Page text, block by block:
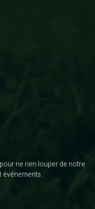
ne rien louper de notre
événements.